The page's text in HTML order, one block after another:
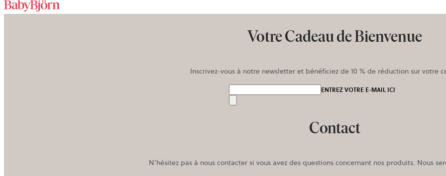
Votre Cadeau de Bienvenue
Inscrivez-vous à notre newsletter et bénéficiez de 10 % de réduction sur votre
ENTREZ VOTRE E-MAIL ICI
Contact
N’hésitez pas à nous contacter si vous avez des questions concernant nos produits. Nous